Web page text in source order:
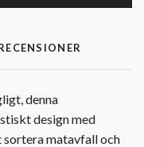
denna
design med
matavfall och